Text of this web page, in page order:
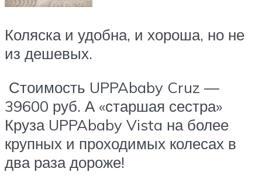
Коляска и удобна, и хороша, но не
из дешевых.
Стоимость UPPAbaby Cruz —
39600 руб. А «старшая сестра»
Круза UPPAbaby Vista на более
крупных и проходимых колесах в
два раза дороже!